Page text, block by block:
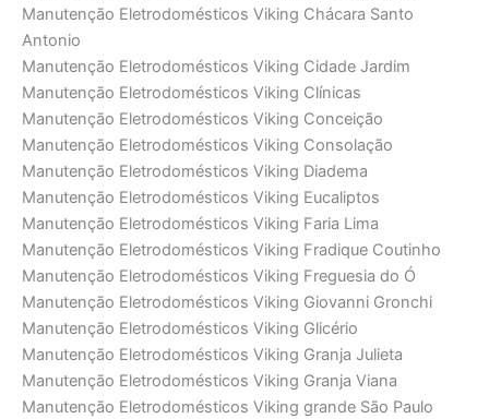
Manutenção Eletrodomésticos Viking Chácara Santo
Antonio
Manutenção Eletrodomésticos Viking Cidade Jardim
Manutenção Eletrodomésticos Viking Clínicas
Manutenção Eletrodomésticos Viking Conceição
Manutenção Eletrodomésticos Viking Consolação
Manutenção Eletrodomésticos Viking Diadema
Manutenção Eletrodomésticos Viking Eucaliptos
Manutenção Eletrodomésticos Viking Faria Lima
Manutenção Eletrodomésticos Viking Fradique Coutinho
Manutenção Eletrodomésticos Viking Freguesia do Ó
Manutenção Eletrodomésticos Viking Giovanni Gronchi
Manutenção Eletrodomésticos Viking Glicério
Manutenção Eletrodomésticos Viking Granja Julieta
Manutenção Eletrodomésticos Viking Granja Viana
Manutenção Eletrodomésticos Viking grande São Paulo